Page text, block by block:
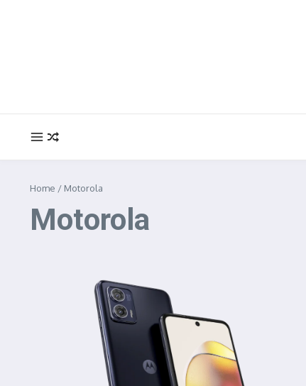
Home / Motorola
Motorola